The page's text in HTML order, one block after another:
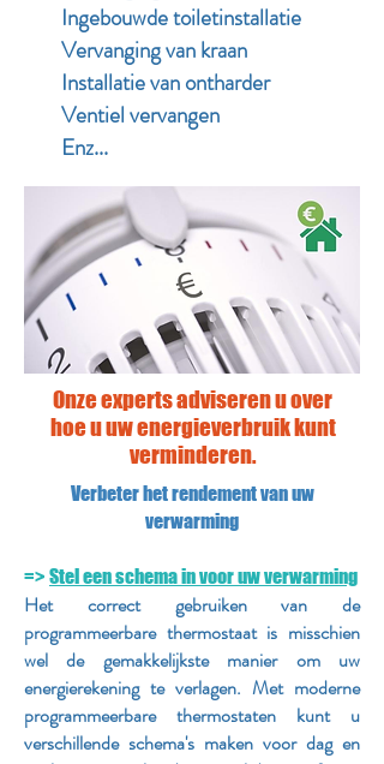
Ingebouwde toiletinstallatie
Vervanging van kraan
Installatie van ontharder
Ventiel vervangen
Enz...
Onze experts adviseren u over
hoe u uw energieverbruik kunt
verminderen.
Verbeter het rendement van uw
verwarming
=> Stel een schema in voor uw verwarming
Het correct gebruiken van de
programmeerbare thermostaat is misschien
wel de gemakkelijkste manier om uw
energierekening te verlagen. Met moderne
programmeerbare thermostaten kunt u
verschillende schema's maken voor dag en